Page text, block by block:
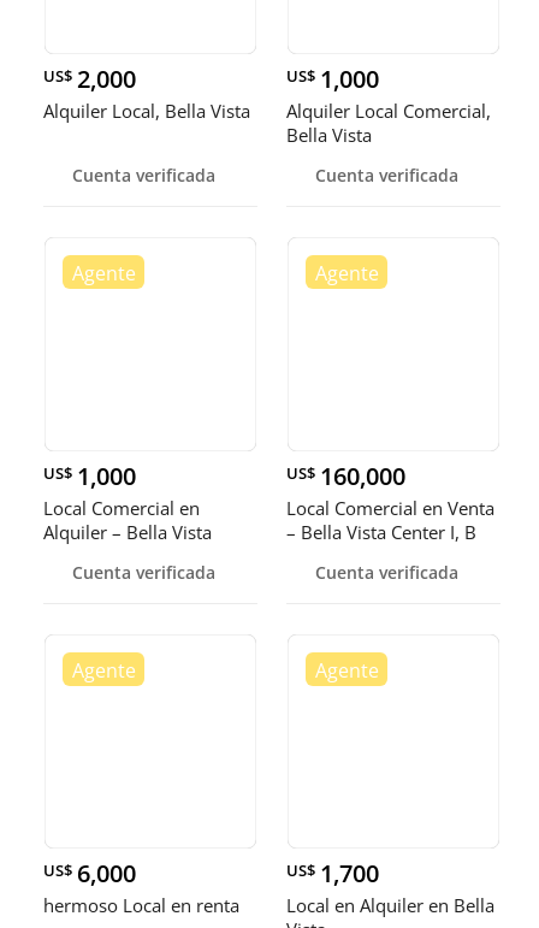
US$ 2,000
Alquiler Local, Bella Vista
Cuenta verificada
US$ 1,000
Alquiler Local Comercial,
Bella Vista
Cuenta verificada
US$ 1,000
Local Comercial en
Alquiler – Bella Vista
Cuenta verificada
US$ 160,000
Local Comercial en Venta
– Bella Vista Center I, B
Cuenta verificada
US$ 6,000
hermoso Local en renta
US$ 1,700
Local en Alquiler en Bella